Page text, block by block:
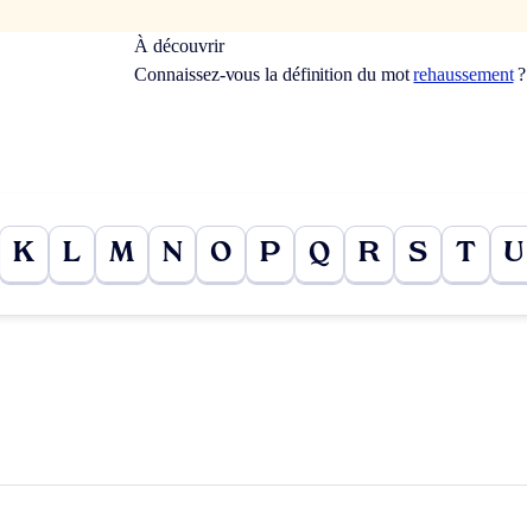
À découvrir
Connaissez-vous la définition du motrehaussement?
K L M N O P Q R S T U